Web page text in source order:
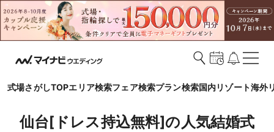
式場さがしTOPエリア検索フェア検索プラン検索国内リゾート海外
仙台[ドレス持込無料]の人気結婚式